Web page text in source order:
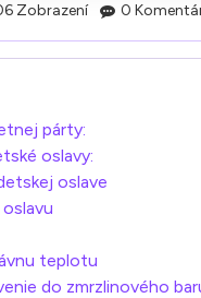
Zobrazení 0
párty:
oslavy:
oslave
teplotu
do zmrzlinového